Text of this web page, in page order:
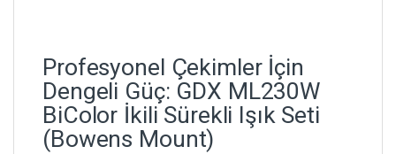
Profesyonel Çekimler İçin
Dengeli Güç: GDX ML230W
BiColor İkili Sürekli Işık Seti
(Bowens Mount)